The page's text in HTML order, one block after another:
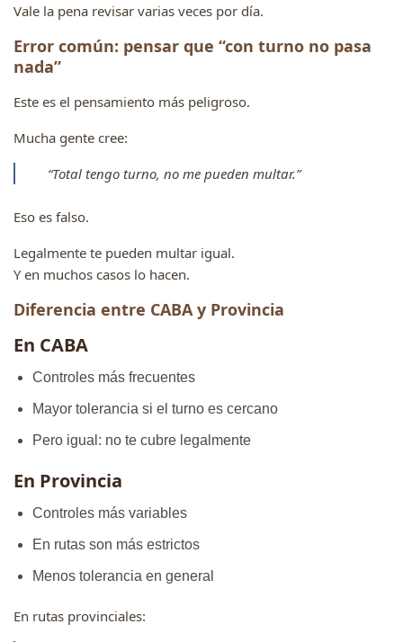
Vale la pena revisar varias veces por día.
Error común: pensar que “con turno no pasa
nada”
Este es el pensamiento más peligroso.
Mucha gente cree:
“Total tengo turno, no me pueden multar.”
Eso es falso.
Legalmente te pueden multar igual.
Y en muchos casos lo hacen.
Diferencia entre CABA y Provincia
En CABA
Controles más frecuentes
Mayor tolerancia si el turno es cercano
Pero igual: no te cubre legalmente
En Provincia
Controles más variables
En rutas son más estrictos
Menos tolerancia en general
En rutas provinciales: